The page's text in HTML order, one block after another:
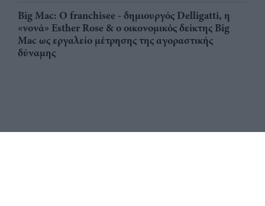
Big Mac: Ο franchisee - δημιουργός Delligatti, η
«νονά» Esther Rose & ο οικονομικός δείκτης Big
Mac ως εργαλείο μέτρησης της αγοραστικής
δύναμης